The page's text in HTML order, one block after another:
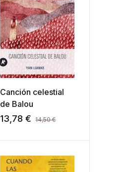
Canción celestial
de Balou
13,78€ 14,50€